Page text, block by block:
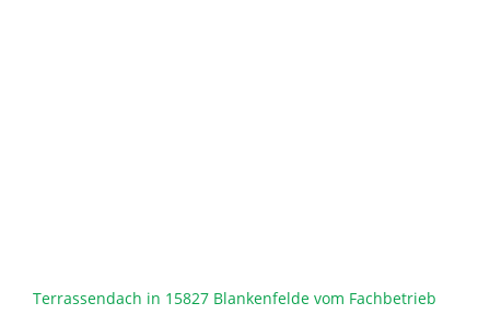
Terrassendach in 15827 Blankenfelde vom Fachbetrieb